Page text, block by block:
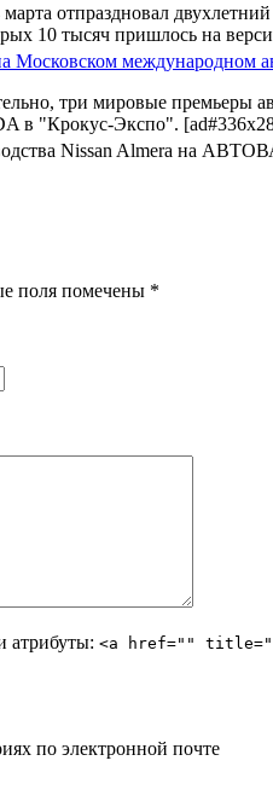
отпраздновал
10 тысяч пришлось на
международном
три мировые
в "Крокус-Экспо".
Nissan Almera на
поля помечены *
атрибуты: <a href=""
по электронной почте